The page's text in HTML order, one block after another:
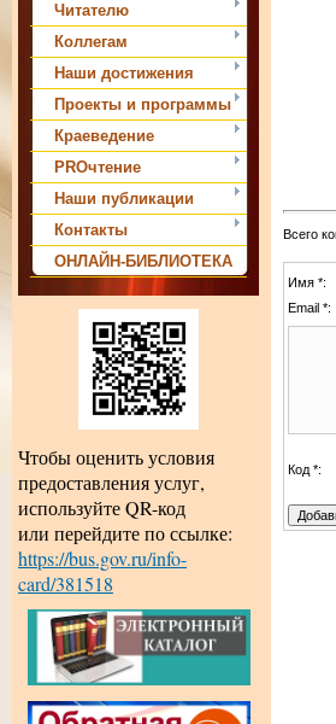
Читателю
Коллегам
Наши достижения
Проекты и программы
Краеведение
PROчтение
Наши публикации
Контакты
ОНЛАЙН-БИБЛИОТЕКА
Чтобы оценить условия
предоставления услуг,
используйте QR-код
или перейдите по ссылке:
https://bus.gov.ru/info-
card/381518
Всего
Имя *:
Email *:
Код *: